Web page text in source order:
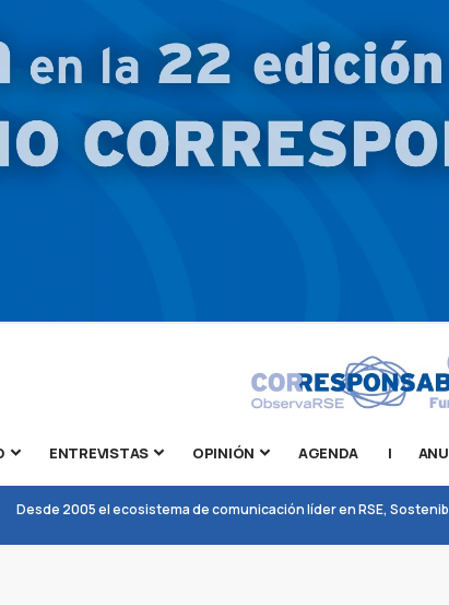
ENTREVISTAS OPINIÓN AGENDA |
Desde 2005 el ecosistema de comunicación líder en RSE,